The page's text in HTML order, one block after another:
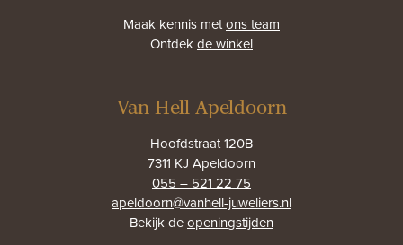
Maak kennis metons team
Ontdekde winkel
Van Hell Apeldoorn
Hoofdstraat 120B
7311 KJ Apeldoorn
055 – 521 22 75
apeldoorn@vanhell-juweliers.nl
Bekijk deopeningstijden